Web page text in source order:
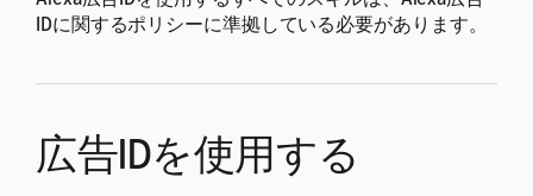
IDに関するポリシーに準拠している必要があります。
広告IDを使用する